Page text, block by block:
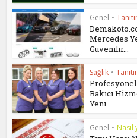
Genel •
Mercedes
Güvenilir...
Sağlık •
Bakıcı
Yeni...
Genel • Nasıl